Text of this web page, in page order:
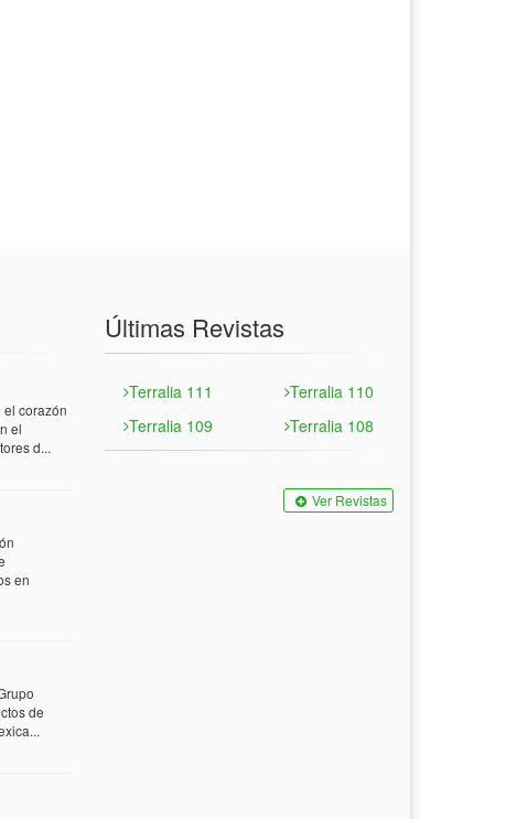
el corazón
el
d...
en
de
Últimas Revistas
Terralia 111
Terralia 110
Terralia 109
Terralia 108
Ver Revistas